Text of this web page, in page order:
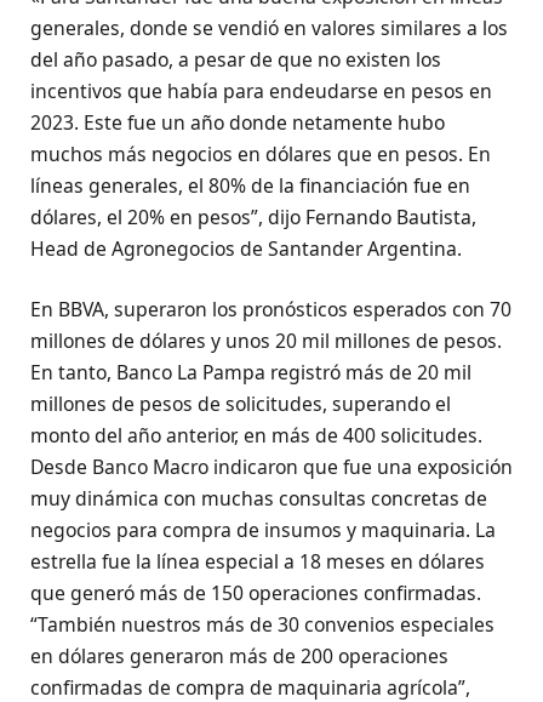
generales, donde se vendió en valores similares a los
del año pasado, a pesar de que no existen los
incentivos que había para endeudarse en pesos en
2023. Este fue un año donde netamente hubo
muchos más negocios en dólares que en pesos. En
líneas generales, el 80% de la financiación fue en
dólares, el 20% en pesos”, dijo Fernando Bautista,
Head de Agronegocios de Santander Argentina.
En BBVA, superaron los pronósticos esperados con 70
millones de dólares y unos 20 mil millones de pesos.
En tanto, Banco La Pampa registró más de 20 mil
millones de pesos de solicitudes, superando el
monto del año anterior, en más de 400 solicitudes.
Desde Banco Macro indicaron que fue una exposición
muy dinámica con muchas consultas concretas de
negocios para compra de insumos y maquinaria. La
estrella fue la línea especial a 18 meses en dólares
que generó más de 150 operaciones confirmadas.
“También nuestros más de 30 convenios especiales
en dólares generaron más de 200 operaciones
confirmadas de compra de maquinaria agrícola”,